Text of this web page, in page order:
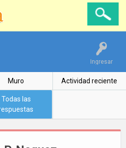
Ingresar
Muro Actividad reciente
Todas las